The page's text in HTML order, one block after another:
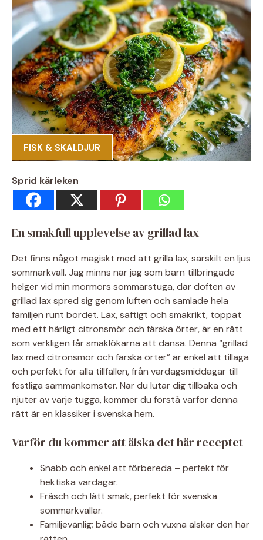
FISK & SKALDJUR
Sprid kärleken
En smakfull upplevelse av grillad lax
Det finns något magiskt med att grilla lax, särskilt en ljus
sommarkväll. Jag minns när jag som barn tillbringade
helger vid min mormors sommarstuga, där doften av
grillad lax spred sig genom luften och samlade hela
familjen runt bordet. Lax, saftigt och smakrikt, toppat
med ett härligt citronsmör och färska örter, är en rätt
som verkligen får smaklökarna att dansa. Denna “grillad
lax med citronsmör och färska örter” är enkel att tillaga
och perfekt för alla tillfällen, från vardagsmiddagar till
festliga sammankomster. När du lutar dig tillbaka och
njuter av varje tugga, kommer du förstå varför denna
rätt är en klassiker i svenska hem.
Varför du kommer att älska det här receptet
Snabb och enkel att förbereda – perfekt för
hektiska vardagar.
Fräsch och lätt smak, perfekt för svenska
sommarkvällar.
Familjevänlig; både barn och vuxna älskar den här